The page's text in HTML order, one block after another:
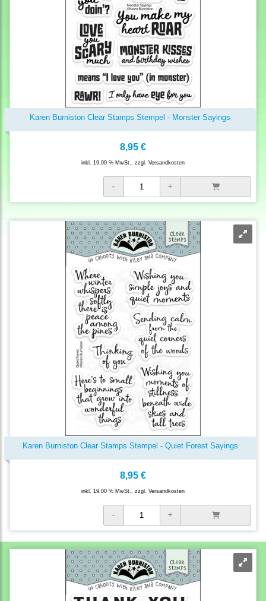
Karen Burniston Clear Stamps Stempel - Monster Sayings
8,95 €
inkl. 19,00 % MwSt., zzgl. Versandkosten
Karen Burniston Clear Stamps Stempel - Quiet Forest Sayings
8,95 €
inkl. 19,00 % MwSt., zzgl. Versandkosten